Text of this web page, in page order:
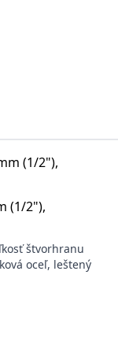
(1/2"),
štvorhranu
oceľ, leštený